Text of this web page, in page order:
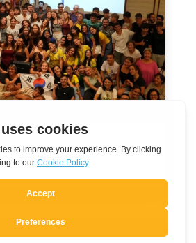
les JMJ 2027 à Séoul